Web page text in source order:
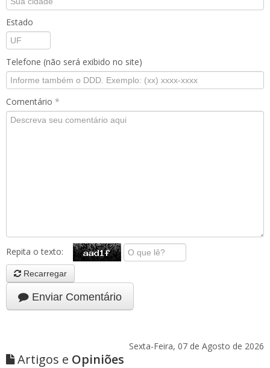
Estado
Telefone (não será exibido no site)
Comentário *
Repita o texto:
Recarregar
Enviar Comentário
Sexta-Feira, 07 de Agosto de 2026
Artigos e Opiniões